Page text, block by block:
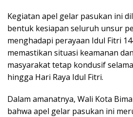
Kegiatan apel gelar pasukan ini
bentuk kesiapan seluruh unsur
menghadapi perayaan Idul Fitri
memastikan situasi keamanan
masyarakat tetap kondusif
hingga Hari Raya Idul Fitri.
Dalam amanatnya, Wali Kota
bahwa apel gelar pasukan ini